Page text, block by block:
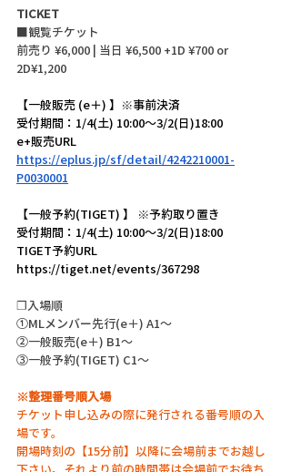
TICKET
■観覧チケット
前売り ¥6,000 | 当日 ¥6,500 +1D ¥700 or
2D¥1,200
【一般販売 (e＋) 】※事前決済
受付期間：1/4(土) 10:00～3/2(日)18:00
e+販売URL
https://eplus.jp/sf/detail/4242210001-
P0030001
【一般予約(TIGET) 】 ※予約取り置き
受付期間：1/4(土) 10:00～3/2(日)18:00
TIGET予約URL
https://tiget.net/events/367298
❐入場順
①MLメンバー先行(e＋) A1～
②一般販売(e＋) B1～
③一般予約(TIGET) C1～
※整理番号順入場
チケット申し込みの際に発行される番号順の入
場です。
開場時刻の【15分前】以降に会場前までお越し
下さい。それより前の時間帯は会場前でお待ち